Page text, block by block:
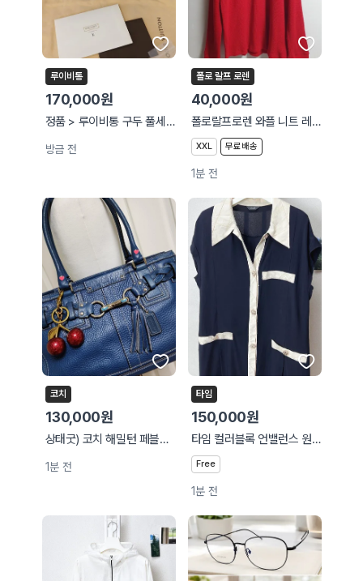
루이비통
170,000원
정품 > 루이비통 구두 풀세트
방금 전
폴로 랄프 로렌
40,000원
폴로랄프로렌 와플 니트 레드 XXL
XXL 무료배송
1분 전
코치
130,000원
상태굿) 코치 해밀턴 페블레더 토트,숄더백
1분 전
타임
150,000원
타임 컬러블록 언밸런스 원피스
Free
1분 전